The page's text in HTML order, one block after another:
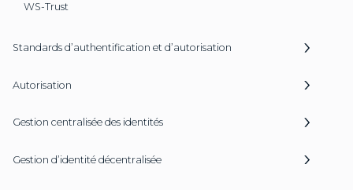
WS-Trust
Standards d’authentification et d’autorisation
Autorisation
Gestion centralisée des identités
Gestion d’identité décentralisée